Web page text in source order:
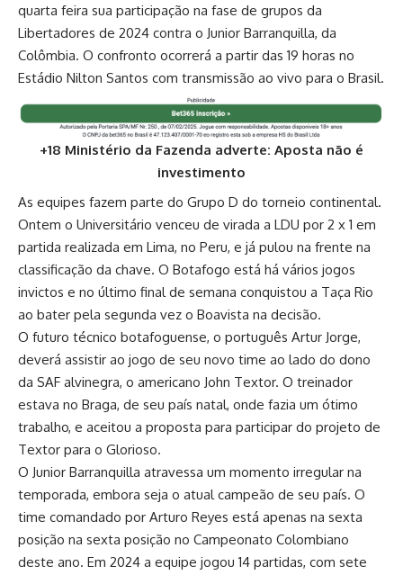
quarta feira sua participação na fase de grupos da
Libertadores de 2024 contra o Junior Barranquilla, da
Colômbia. O confronto ocorrerá a partir das 19 horas no
Estádio Nilton Santos com transmissão ao vivo para o Brasil.
+18 Ministério da Fazenda adverte: Aposta não é
investimento
As equipes fazem parte do Grupo D do torneio continental.
Ontem o Universitário venceu de virada a LDU por 2 x 1 em
partida realizada em Lima, no Peru, e já pulou na frente na
classificação da chave. O Botafogo está há vários jogos
invictos e no último final de semana conquistou a Taça Rio
ao bater pela segunda vez o Boavista na decisão.
O futuro técnico botafoguense, o português Artur Jorge,
deverá assistir ao jogo de seu novo time ao lado do dono
da SAF alvinegra, o americano John Textor. O treinador
estava no Braga, de seu país natal, onde fazia um ótimo
trabalho, e aceitou a proposta para participar do projeto de
Textor para o Glorioso.
O Junior Barranquilla atravessa um momento irregular na
temporada, embora seja o atual campeão de seu país. O
time comandado por Arturo Reyes está apenas na sexta
posição na sexta posição no Campeonato Colombiano
deste ano. Em 2024 a equipe jogou 14 partidas, com sete